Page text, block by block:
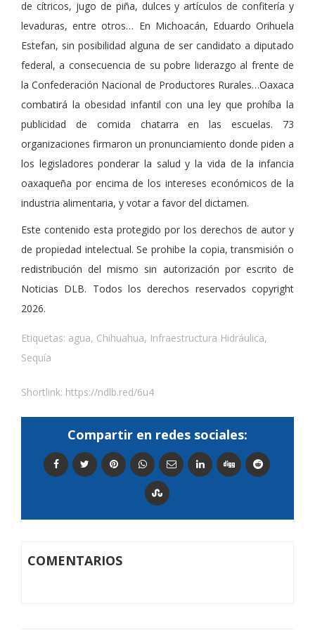
de cítricos, jugo de piña, dulces y artículos de confitería y
levaduras, entre otros… En Michoacán, Eduardo Orihuela
Estefan, sin posibilidad alguna de ser candidato a diputado
federal, a consecuencia de su pobre liderazgo al frente de
la Confederación Nacional de Productores Rurales…Oaxaca
combatirá la obesidad infantil con una ley que prohíba la
publicidad de comida chatarra en las escuelas. 73
organizaciones firmaron un pronunciamiento donde piden a
los legisladores ponderar la salud y la vida de la infancia
oaxaqueña por encima de los intereses económicos de la
industria alimentaria, y votar a favor del dictamen.
Este contenido esta protegido por los derechos de autor y
de propiedad intelectual. Se prohibe la copia, transmisión o
redistribución del mismo sin autorización por escrito de
Noticias DLB. Todos los derechos reservados copyright
2026.
Etiquetas: agua, Chihuahua, Infraestructura Hidráulica,
Sequía
Shortlink: https://ndlb.red/6u4
Compartir en redes sociales:
COMENTARIOS